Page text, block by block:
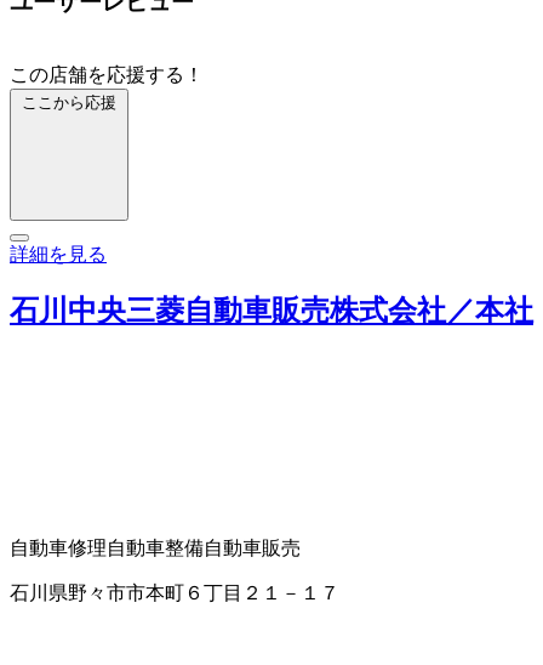
この店舗を応援する！
ここから応援
詳細を見る
石川中央三菱自動車販売株式会社／本社
自動車修理自動車整備自動車販売
石川県野々市市本町６丁目２１－１７